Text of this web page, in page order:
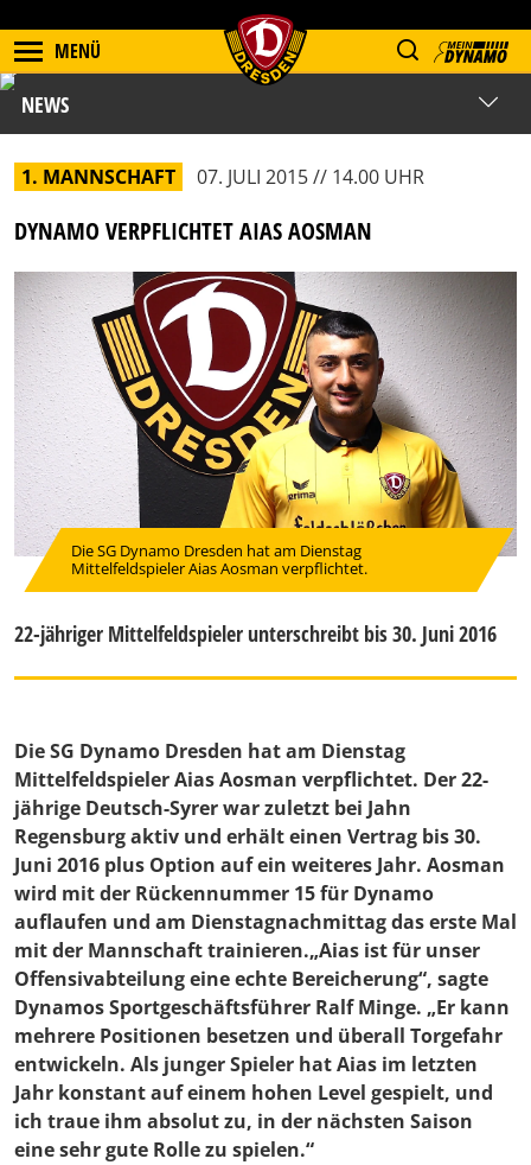
MENÜ
NEWS
1. MANNSCHAFT 07. JULI 2015 // 14.00 UHR
DYNAMO VERPFLICHTET AIAS AOSMAN
Die SG Dynamo Dresden hat am Dienstag
Mittelfeldspieler Aias Aosman verpflichtet.
22-jähriger Mittelfeldspieler unterschreibt bis 30. Juni 2016
Die SG Dynamo Dresden hat am Dienstag
Mittelfeldspieler Aias Aosman verpflichtet. Der 22-
jährige Deutsch-Syrer war zuletzt bei Jahn
Regensburg aktiv und erhält einen Vertrag bis 30.
Juni 2016 plus Option auf ein weiteres Jahr. Aosman
wird mit der Rückennummer 15 für Dynamo
auflaufen und am Dienstagnachmittag das erste Mal
mit der Mannschaft trainieren.„Aias ist für unser
Offensivabteilung eine echte Bereicherung“, sagte
Dynamos Sportgeschäftsführer Ralf Minge. „Er kann
mehrere Positionen besetzen und überall Torgefahr
entwickeln. Als junger Spieler hat Aias im letzten
Jahr konstant auf einem hohen Level gespielt, und
ich traue ihm absolut zu, in der nächsten Saison
eine sehr gute Rolle zu spielen.“